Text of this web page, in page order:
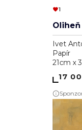
1
Ivet
Papír
21cm x
17